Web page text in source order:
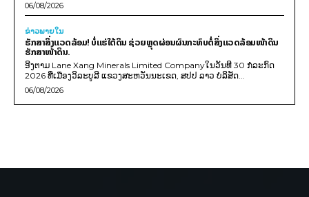
06/08/2026
ຂ່າວພາຍ​ໃນ
ຮັກສາສິ່ງແວດລ້ອມ! ບໍ່ແຮ່ໃຕ້ດິນ ຊ່ວຍຫຼຸດຜ່ອນຜົນກະທົບຕໍ່ສິ່ງແວດລ້ອມໜ້າດິນ
ຮັກສາໜ້າດິນ.
ອີງຕາມ Lane Xang Minerals Limited Companyໃນວັນທີ 30 ກໍລະກົດ
2026 ທີ່ເມືອງວິລະບູລີ ແຂວງສະຫວັນນະເຂດ, ສປປ ລາວ ບໍລິສັດ...
06/08/2026